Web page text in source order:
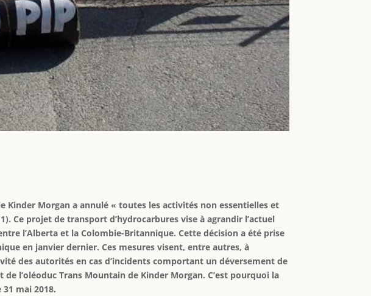
Morgan a annulé « toutes les activités non essentielles et
Ce projet de transport d’hydrocarbures vise à agrandir l’actuel
l’Alberta et la Colombie-Britannique. Cette décision a été prise
en janvier dernier. Ces mesures visent, entre autres, à
des autorités en cas d’incidents comportant un déversement de
l’oléoduc Trans Mountain de Kinder Morgan. C’est pourquoi la
mai 2018.